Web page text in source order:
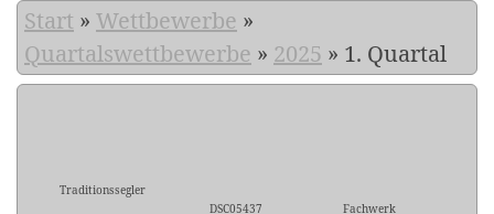
Start » Wettbewerbe »
Quartalswettbewerbe » 2025 » 1. Quartal
Traditionssegler
DSC05437
Fachwerk